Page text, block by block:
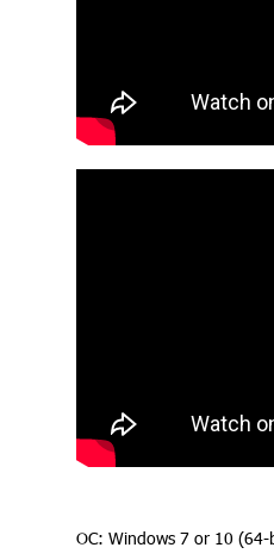
ОС: Windows 7 or 10